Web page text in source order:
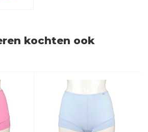
kochten ook